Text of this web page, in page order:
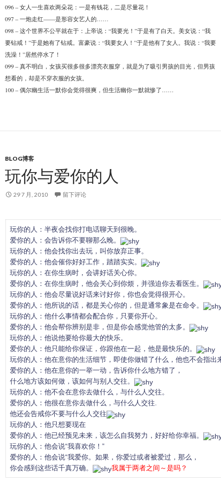
096 – 女人一生喜欢两朵花：一是有钱花，二是尽量花！
097 – 一炮走红——是形容女艺人的……
098 – 这个世界不公平就在于：上帝说：“我要光！”于是有了白天。美女说：“我
要钻戒！”于是她有了钻戒。富豪说：“我要女人！”于是他有了女人。我说：“我要
洗澡！”居然停水了！
099 – 真不明白，女孩买很多很多漂亮衣服穿，就是为了吸引男孩的目光，但男孩
想看的，却是不穿衣服的女孩。
100 – 偶尔幽生活一默你会觉得很爽，但生活幽你一默就惨了……
BLOG博客
玩你与爱你的人
29 7 月, 2010 留下评论
玩你的人：半夜会找你打电话聊天到很晚。
爱你的人：会告诉你不要聊那么晚。
玩你的人：他会找你出去玩，叫你放弃正事。
爱你的人：他会催你好好工作，踏踏实实。
玩你的人：在你生病时，会讲好话关心你。
爱你的人：在你生病时，他会关心到你烦，并强迫你去看医生。
玩你的人：他会尽量说好话来讨好你，你也会觉得很开心。
爱你的人：他所说的话，都是关心你的，但是通常象是在命令。
玩你的人：他什么事情都会配合你，只要你开心。
爱你的人：他会帮你辨别是非，但是你会感觉他管的太多。
玩你的人：他说他要给你最大的快乐。
爱你的人：他只能给你保证，你跟他在一起，他是最快乐的。
玩你的人：他在意你的生活细节，即使你做错了什么，他也不会指出
爱你的人：他在意你的一举一动，告诉你什么地方错了，
什么地方该如何做，该如何与别人交往。
玩你的人：他不会在意你去做什么，与什么人交往。
爱你的人：他很在意你去做什么，与什么人交往.
他还会告戒你不要与什么人交往
玩你的人：他只想要现在
爱你的人：他已经预见未来，该怎么自我努力，好好给你幸福。
玩你的人：他会说“我喜欢你！”
爱你的人：他会说“我爱你。如果，你爱过或者被爱过，那么，
你会感到这些话千真万确。
我属于两者之间～是吗？